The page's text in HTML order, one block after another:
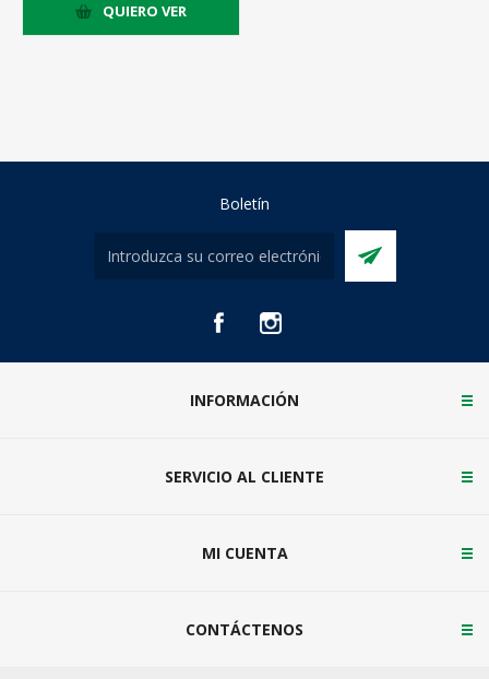
QUIERO VER
Boletín
INFORMACIÓN
SERVICIO AL CLIENTE
MI CUENTA
CONTÁCTENOS